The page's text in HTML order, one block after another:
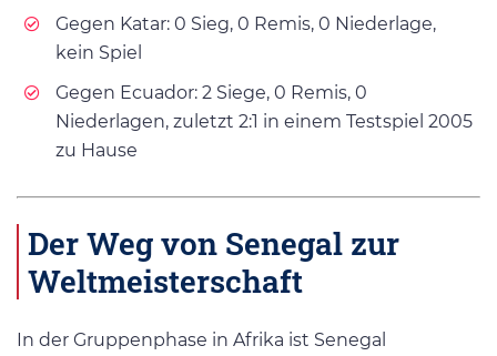
Gegen Katar: 0 Sieg, 0 Remis, 0 Niederlage,
kein Spiel
Gegen Ecuador: 2 Siege, 0 Remis, 0
Niederlagen, zuletzt 2:1 in einem Testspiel 2005
zu Hause
Der Weg von Senegal zur
Weltmeisterschaft
In der Gruppenphase in Afrika ist Senegal